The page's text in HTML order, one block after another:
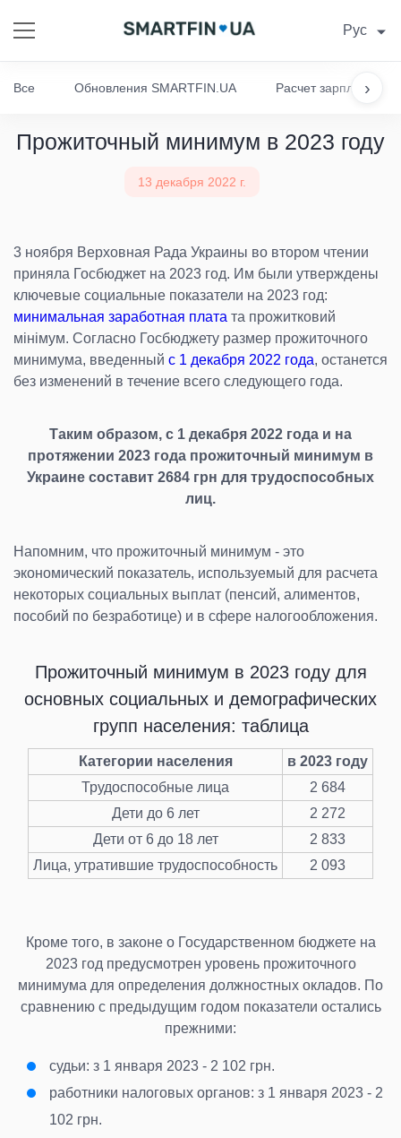
Рус
›
Все Обновления SMARTFIN.UA Расчет зарплаты
Прожиточный минимум в 2023 году
13 декабря 2022 г.
3 ноября Верховная Рада Украины во втором чтении
приняла Госбюджет на 2023 год. Им были утверждены
ключевые социальные показатели на 2023 год:
минимальная заработная плата та прожитковий
мінімум. Согласно Госбюджету размер прожиточного
минимума, введенный с 1 декабря 2022 года, останется
без изменений в течение всего следующего года.
Таким образом, с 1 декабря 2022 года и на
протяжении 2023 года прожиточный минимум в
Украине составит 2684 грн для трудоспособных
лиц.
Напомним, что прожиточный минимум - это
экономический показатель, используемый для расчета
некоторых социальных выплат (пенсий, алиментов,
пособий по безработице) и в сфере налогообложения.
Прожиточный минимум в 2023 году для
основных социальных и демографических
групп населения: таблица
Категории населения
в 2023 году
Трудоспособные лица
2 684
Дети до 6 лет
2 272
Дети от 6 до 18 лет
2 833
Лица, утратившие трудоспособность
2 093
Кроме того, в законе о Государственном бюджете на
2023 год предусмотрен уровень прожиточного
минимума для определения должностных окладов. По
сравнению с предыдущим годом показатели остались
прежними:
судьи: з 1 января 2023 - 2 102 грн.
работники налоговых органов: з 1 января 2023 - 2
102 грн.